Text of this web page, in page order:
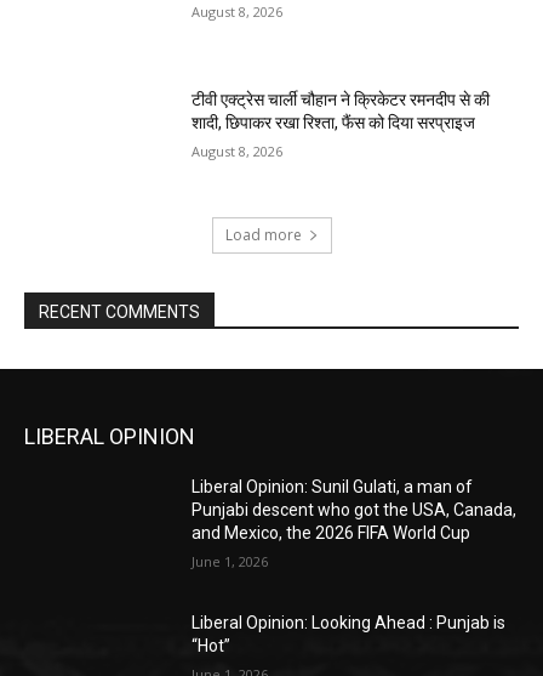
August 8, 2026
टीवी एक्ट्रेस चार्ली चौहान ने क्रिकेटर रमनदीप से की
शादी, छिपाकर रखा रिश्ता, फैंस को दिया सरप्राइज
August 8, 2026
Load more
RECENT COMMENTS
LIBERAL OPINION
Liberal Opinion: Sunil Gulati, a man of
Punjabi descent who got the USA, Canada,
and Mexico, the 2026 FIFA World Cup
June 1, 2026
Liberal Opinion: Looking Ahead : Punjab is
“Hot”